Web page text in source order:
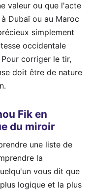
valeur ou que l'acte
Dubaï ou au Maroc
simplement
occidentale
corriger le tir,
doit être de nature
Fik en
du miroir
une liste de
la
vous dit que
logique et la plus